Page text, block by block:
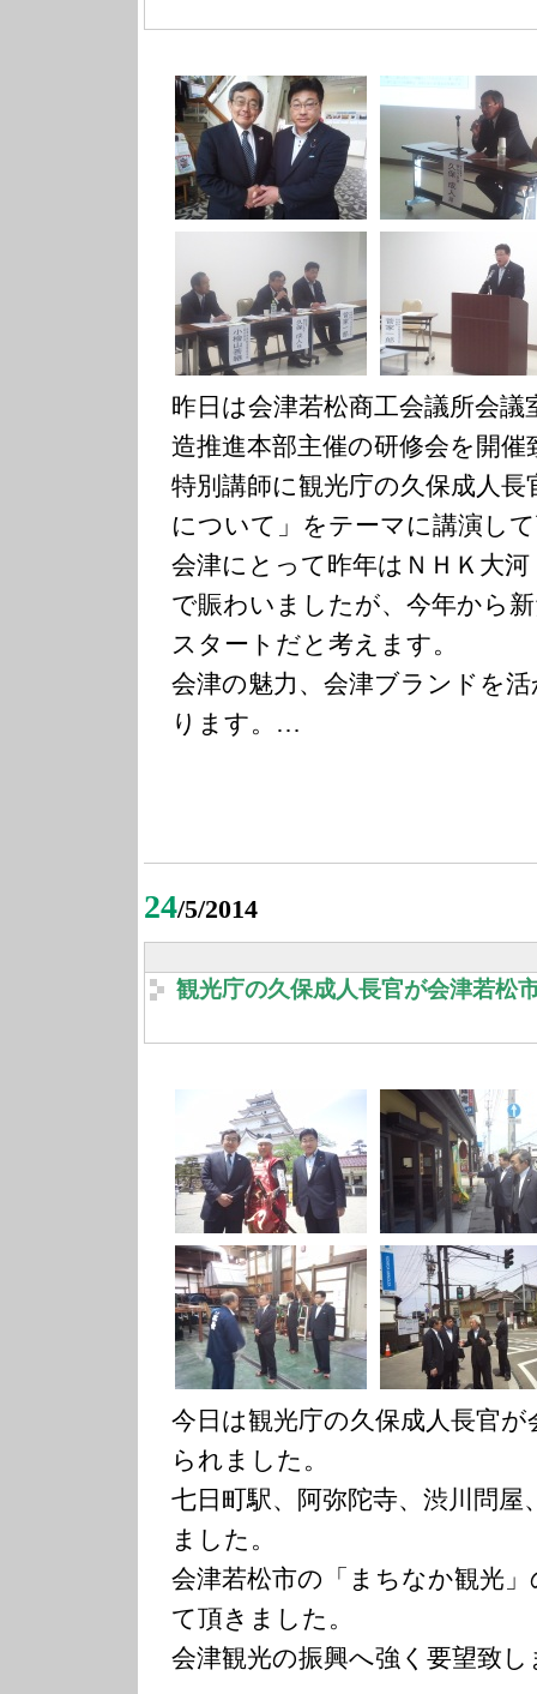
昨日は会津若松商工会議所会
造推進本部主催の研修会を開
特別講師に観光庁の久保成人
について」をテーマに講演し
会津にとって昨年はＮＨＫ大
で賑わいましたが、今年から
スタートだと考えます。
会津の魅力、会津ブランドを
ります。…
24/5/2014
観光庁の久保成人長官が会津若松
今日は観光庁の久保成人長官
られました。
七日町駅、阿弥陀寺、渋川問屋
ました。
会津若松市の「まちなか観光
て頂きました。
会津観光の振興へ強く要望致